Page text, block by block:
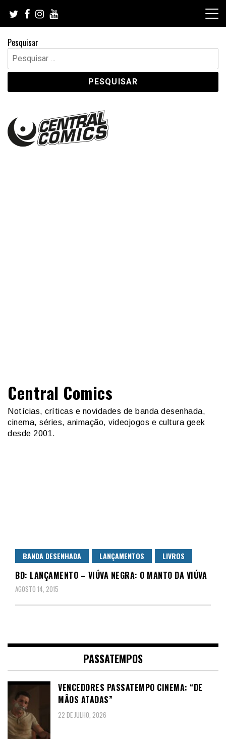
content
Pesquisar
Pesquisar
por:
Central Comics
Notícias, críticas e novidades de banda desenhada,
cinema, séries, animação, videojogos e cultura geek
desde 2001.
BANDA DESENHADA LANÇAMENTOS LIVROS
BD: LANÇAMENTO – VIÚVA NEGRA: O MANTO DA VIÚVA
AGOSTO 14, 2015
PASSATEMPOS
VENCEDORES PASSATEMPO CINEMA: “DE
MÃOS ATADAS”
22 DE JULHO, 2026